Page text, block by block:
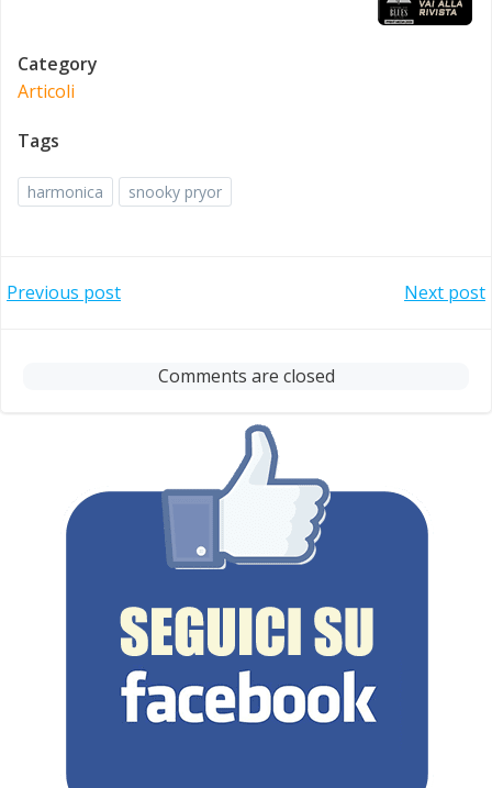
Category
Articoli
Tags
harmonica snooky pryor
Post
navigation
Previous post
navigation
Next post
Comments are closed